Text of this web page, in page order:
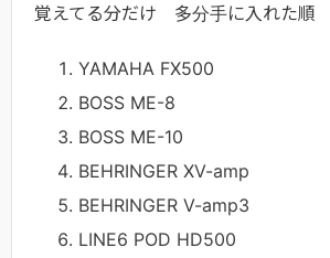
覚えてる分だけ 多分手に入れた順
YAMAHA FX500
BOSS ME-8
BOSS ME-10
BEHRINGER XV-amp
BEHRINGER V-amp3
LINE6 POD HD500